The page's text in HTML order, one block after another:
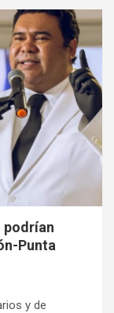
podrían
Punta
y de